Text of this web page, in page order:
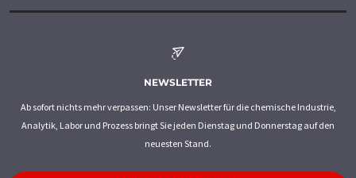
NEWSLETTER
Ab sofort nichts mehr verpassen: Unser Newsletter für die chemische Industrie,
Analytik, Labor und Prozess bringt Sie jeden Dienstag und Donnerstag auf den
neuesten Stand.